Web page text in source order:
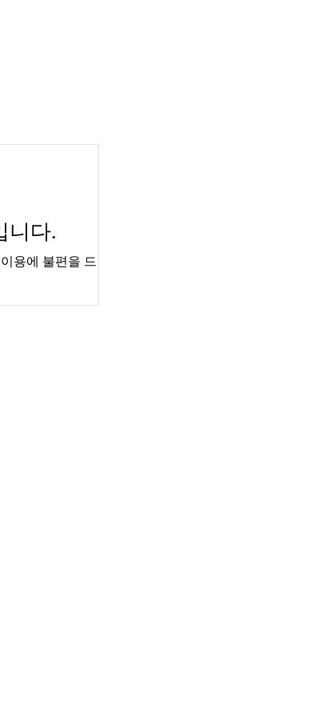
니다.
용에 불편을 드